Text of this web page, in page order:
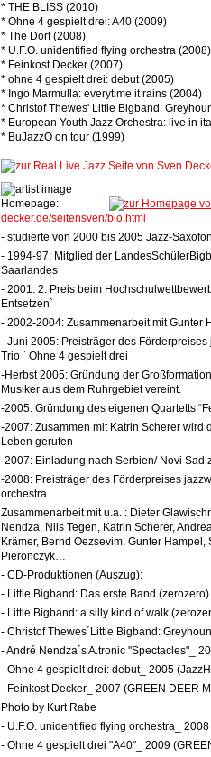
* THE BLISS (2010)
* Ohne 4 gespielt drei: A40 (2009)
* The Dorf (2008)
* U.F.O. unidentified flying orchestra (2008)
* Feinkost Decker (2007)
* ohne 4 gespielt drei: debut (2005)
* Ingo Marmulla: everytime it rains (2004)
* Christof Thewes' Little Bigband:
* European Youth Jazz Orchestra: live in
* BuJazzO on tour (1999)
Homepage:
decker.de/seitensven/bio.html
- studierte von 2000 bis 2005 Jazz-
- 1994-97: Mitglied der
Saarlandes
- 2001: 2. Preis beim
Entsetzen`
- 2002-2004: Zusammenarbeit mit Gunter
- Juni 2005: Preisträger des
Trio ` Ohne 4 gespielt drei `
-Herbst 2005: Gründung der
Musiker aus dem Ruhrgebiet vereint.
-2005: Gründung des eigenen Quartetts
-2007: Zusammen mit Katrin Scherer wird
Leben gerufen
-2007: Einladung nach Serbien/ Novi Sad
-2008: Preisträger des Förderpreises
orchestra
Zusammenarbeit mit u.a. : Dieter
Nendza, Nils Tegen, Katrin Scherer,
Krämer, Bernd Oezsevim, Gunter
Pieronczyk…
- CD-Produktionen (Auszug):
- Little Bigband: Das erste Band (zerozero)
- Little Bigband: a silly kind of walk
- Christof Thewes´Little Bigband:
- André Nendza´s A.tronic "Spectacles"_
- Ohne 4 gespielt drei: debut_ 2005
- Feinkost Decker_ 2007 (GREEN DEER
Photo by Kurt Rabe
- U.F.O. unidentified flying orchestra_
- Ohne 4 gespielt drei "A40"_ 2009